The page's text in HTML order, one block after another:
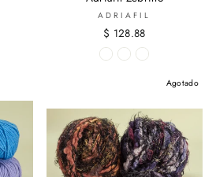
ADRIAFIL
$ 128.88
Agotado